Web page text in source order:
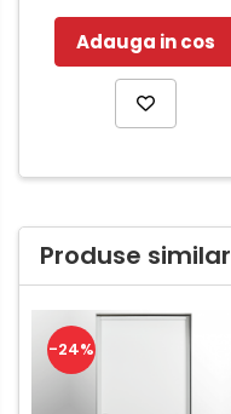
Adauga in cos
Produse
-24%